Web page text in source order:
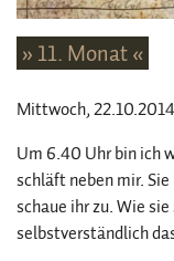
» 11. Monat «
Mittwoch, 22.10.2014
Um 6.40 Uhr bin ich
schläft neben mir.
schaue ihr zu. Wie
selbstverständlich